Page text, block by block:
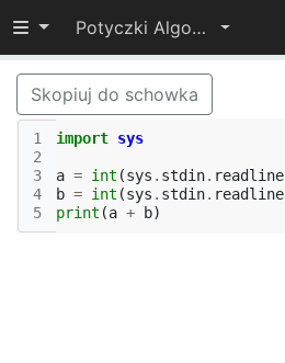
Przełącz widoczność menu
Potyczki Algorytmiczne 2022
Skopiuj do schowka
1
2
3
4
5
import sys
a = int (sys . stdin. readline
b = int (sys . stdin. readline
print (a + b)